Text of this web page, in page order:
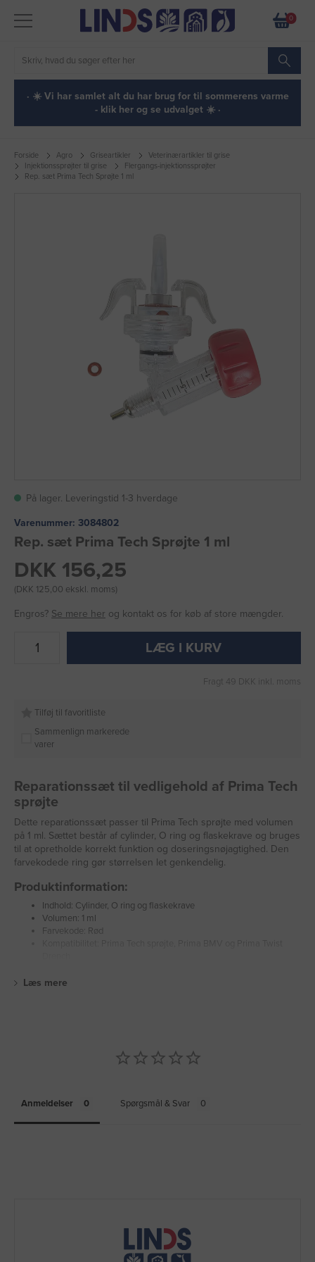
0
· ☀️ Vi har samlet alt du har brug for til sommerens varme
- klik her og se udvalget ☀️ ·
Forside Agro Griseartikler
Veterinærartikler til grise
Injektionssprøjter til grise
Flergangs-injektionssprøjter
Rep. sæt Prima Tech Sprøjte 1 ml
På lager. Leveringstid 1-3 hverdage
Varenummer: 3084802
Rep. sæt Prima Tech Sprøjte 1 ml
DKK 156,25
(DKK 125,00 ekskl. moms)
Engros? Se mere her og kontakt os for køb af store mængder.
LÆG I KURV
Fragt 49 DKK inkl. moms
Tilføj til favoritliste
Sammenlign markerede
varer
Reparationssæt til vedligehold af Prima Tech
sprøjte
Dette reparationssæt passer til Prima Tech sprøjte med volumen
på 1 ml. Sættet består af cylinder, O ring og flaskekrave og bruges
til at opretholde korrekt funktion og doseringsnøjagtighed. Den
farvekodede ring gør størrelsen let genkendelig.
Produktinformation:
Indhold: Cylinder, O ring og flaskekrave
Volumen: 1 ml
Farvekode: Rød
Læs mere
Anmeldelser Spørgsmål & Svar